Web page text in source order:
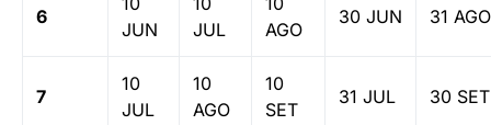
6
JUN
JUL
AGO
30 JUN 31 AGO
7
10
JUL
10
AGO
10
SET
31 JUL 30 SET